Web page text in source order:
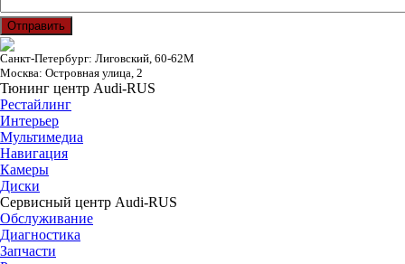
Отправить
Санкт-Петербург: Лиговский, 60-62М
Москва: Островная улица, 2
Тюнинг центр Audi-RUS
Рестайлинг
Интерьер
Мультимедиа
Навигация
Камеры
Диски
Сервисный центр Audi-RUS
Обслуживание
Диагностика
Запчасти